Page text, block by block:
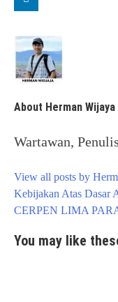
About Herman Wijaya
Wartawan,
View all posts by
Post
navigation
Kebijakan Atas Dasar
CERPEN LIMA
You may like